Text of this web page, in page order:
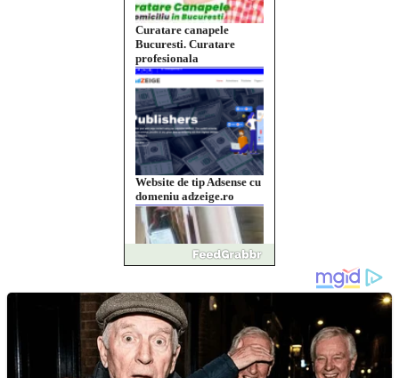
profesionala
Website de tip Adsense cu
domeniu adzeige.ro
Vând sticlă cu vin din
Chardonnay